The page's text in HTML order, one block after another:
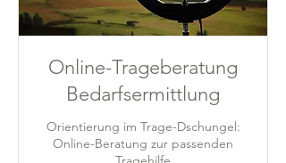
Online-Trageberatung
Bedarfsermittlung
Orientierung im Trage-Dschungel:
Online-Beratung zur passenden